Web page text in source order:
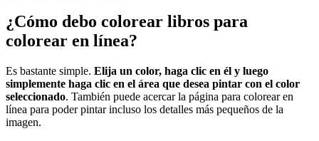
¿Cómo debo colorear libros para
colorear en línea?
Es bastante simple. Elija un color, haga clic en él y luego
simplemente haga clic en el área que desea pintar con el color
seleccionado. También puede acercar la página para colorear en
línea para poder pintar incluso los detalles más pequeños de la
imagen.